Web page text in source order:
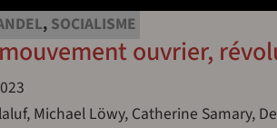
, SOCIALISME
ouvrier,
Michael Löwy, Catherine Samary,